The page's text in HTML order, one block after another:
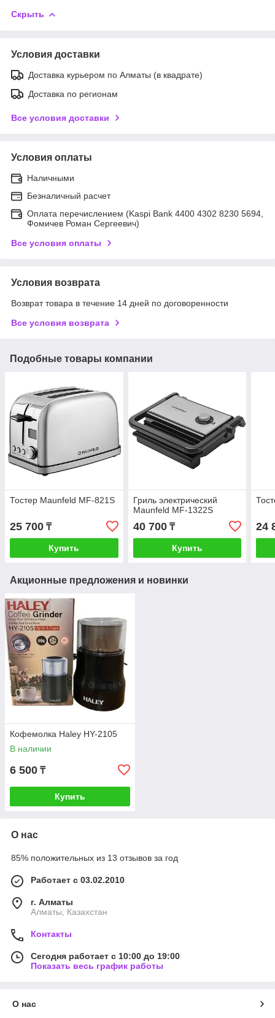
Скрыть
Условия доставки
Доставка курьером по Алматы (в квадрате)
Доставка по регионам
Все условия доставки
Условия оплаты
Наличными
Безналичный расчет
Оплата перечислением (Kaspi Bank 4400 4302 8230 5694,
Фомичев Роман Сергеевич)
Все условия оплаты
Условия возврата
Возврат товара в течение 14 дней по договоренности
Все условия возврата
Подобные товары компании
Тостер Maunfeld MF-821S
25 700 ₸
Купить
Гриль электрический
Maunfeld MF-1322S
40 700₸
Купить
24
Акционные предложения и новинки
Кофемолка Haley HY-2105
В наличии
6 500 ₸
Купить
О нас
85% положительных из 13 отзывов за год
Работает с 03.02.2010
г. Алматы
Алматы, Казахстан
Контакты
Сегодня работает с 10:00 до 19:00
Показать весь график работы
О нас